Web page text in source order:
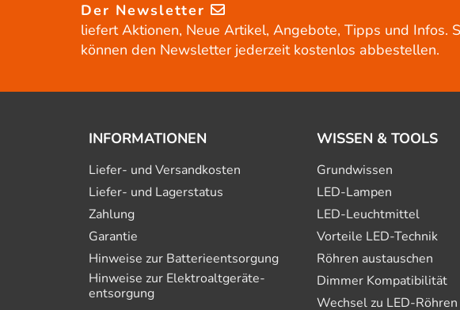
Der Newsletter
liefert Aktionen, Neue Artikel, Angebote, Tipps und Infos.
können den Newsletter jederzeit kostenlos abbestellen.
INFORMATIONEN
Liefer- und Versandkosten
Liefer- und Lagerstatus
Zahlung
Garantie
Hinweise zur Batterie­entsorgung
Hinweise zur Elektro­altgeräte­
entsorgung
WISSEN & TOOLS
Grundwissen
LED-Lampen
LED-Leuchtmittel
Vorteile LED-Technik
Röhren austauschen
Dimmer Kompatibilität
Wechsel zu LED-Röhren